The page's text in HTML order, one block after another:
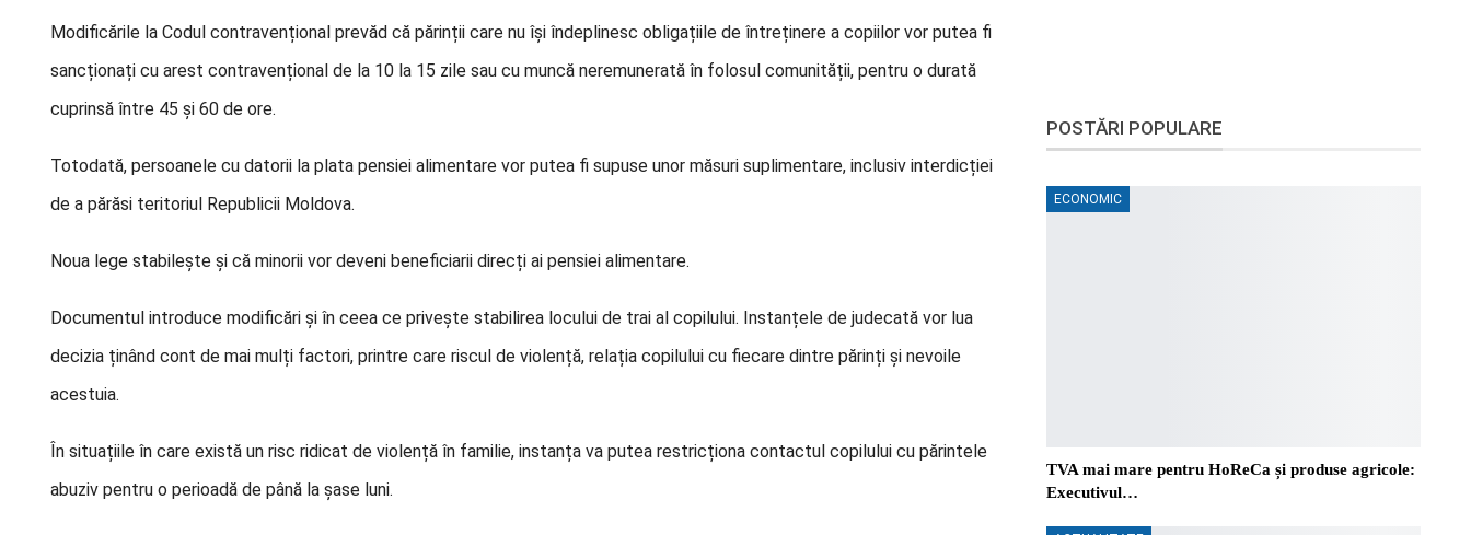
Modificările la Codul contravențional prevăd că părinții care nu își îndeplinesc obligațiile de întreținere a copiilor vor putea fi
sancționați cu arest contravențional de la 10 la 15 zile sau cu muncă neremunerată în folosul comunității, pentru o durată
cuprinsă între 45 și 60 de ore.
Totodată, persoanele cu datorii la plata pensiei alimentare vor putea fi supuse unor măsuri suplimentare, inclusiv interdicției
de a părăsi teritoriul Republicii Moldova.
Noua lege stabilește și că minorii vor deveni beneficiarii direcți ai pensiei alimentare.
Documentul introduce modificări și în ceea ce privește stabilirea locului de trai al copilului. Instanțele de judecată vor lua
decizia ținând cont de mai mulți factori, printre care riscul de violență, relația copilului cu fiecare dintre părinți și nevoile
acestuia.
În situațiile în care există un risc ridicat de violență în familie, instanța va putea restricționa contactul copilului cu părintele
abuziv pentru o perioadă de până la șase luni.
POSTĂRI POPULARE
ECONOMIC
TVA mai mare pentru HoReCa și produse agricole:
Executivul…